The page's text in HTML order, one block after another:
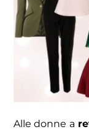
Alle donne a